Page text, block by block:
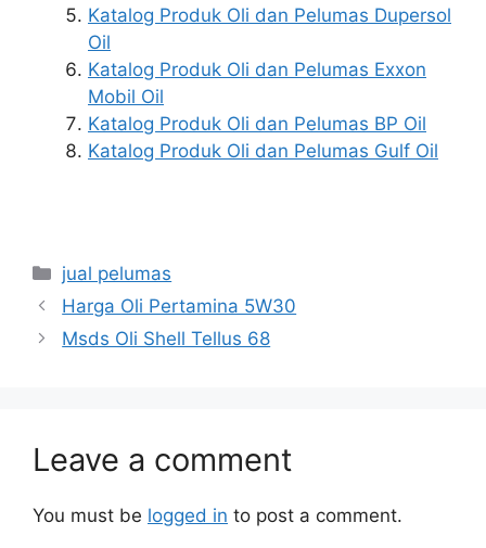
Katalog Produk Oli dan Pelumas Dupersol
Oil
Katalog Produk Oli dan Pelumas Exxon
Mobil Oil
Katalog Produk Oli dan Pelumas BP Oil
Katalog Produk Oli dan Pelumas Gulf Oil
jual pelumas
Harga Oli Pertamina 5W30
Msds Oli Shell Tellus 68
Leave a comment
You must be logged in to post a comment.